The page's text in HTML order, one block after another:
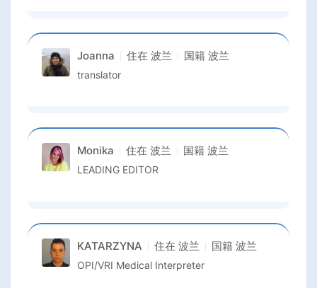
Joanna 住在 波兰 国籍 波兰
translator
Monika 住在 波兰 国籍 波兰
LEADING EDITOR
KATARZYNA 住在 波兰 国籍 波兰
OPI/VRI Medical Interpreter